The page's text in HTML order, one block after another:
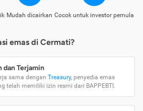
Mudah dicairkan Cocok untuk investor pemula
emas di Cermati?
dan Terjamin
sama dengan Treasury, penyedia emas
telah memiliki izin resmi dari BAPPEBTI.